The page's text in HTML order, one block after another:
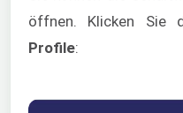
öffnen. Klicken Sie
Profile: